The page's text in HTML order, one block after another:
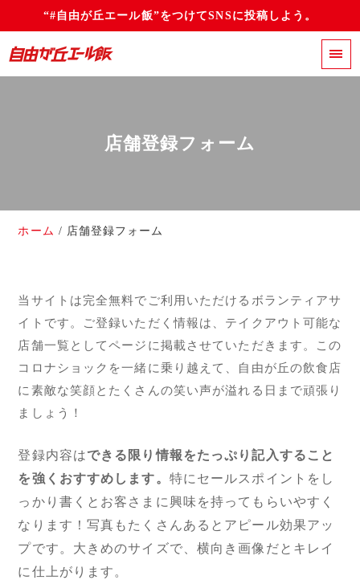
“#自由が丘エール飯”をつけてSNSに投稿しよう。
店舗登録フォーム
ホーム 店舗登録フォーム
当サイトは完全無料でご利用いただけるボランティアサ
イトです。ご登録いただく情報は、テイクアウト可能な
店舗一覧としてページに掲載させていただきます。この
コロナショックを一緒に乗り越えて、自由が丘の飲食店
に素敵な笑顔とたくさんの笑い声が溢れる日まで頑張り
ましょう！
登録内容はできる限り情報をたっぷり記入すること
を強くおすすめします。 特にセールスポイントをし
っかり書くとお客さまに興味を持ってもらいやすく
なります！写真もたくさんあるとアピール効果アッ
プです。大きめのサイズで、横向き画像だとキレイ
に仕上がります。